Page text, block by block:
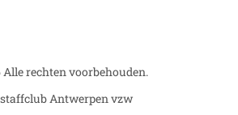
Alle rechten voorbehouden.
Antwerpen vzw